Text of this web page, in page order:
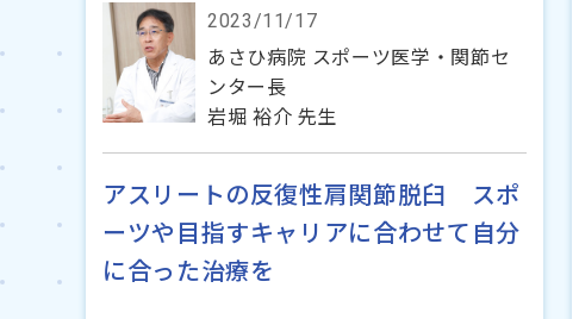
2023/11/17
あさひ病院 スポーツ医学・関節セ
ンター長
岩堀 裕介 先生
アスリートの反復性肩関節脱臼 スポ
ーツや目指すキャリアに合わせて自分
に合った治療を